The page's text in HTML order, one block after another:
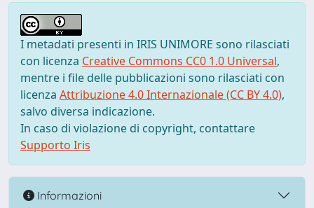
I metadati presenti in IRIS UNIMORE sono rilasciati
con licenza Creative Commons CC0 1.0 Universal,
mentre i file delle pubblicazioni sono rilasciati con
licenza Attribuzione 4.0 Internazionale (CC BY 4.0),
salvo diversa indicazione.
In caso di violazione di copyright, contattare
Supporto Iris
Informazioni